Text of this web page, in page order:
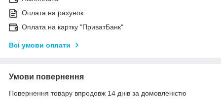
Оплата на рахунок
Оплата на картку "ПриватБанк"
Всі умови оплати
Умови повернення
Повернення товару впродовж 14 днів за домовленістю